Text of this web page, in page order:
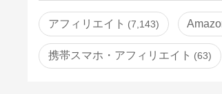
アフィリエイト 7,143
携帯スマホ・アフィリエイト 63